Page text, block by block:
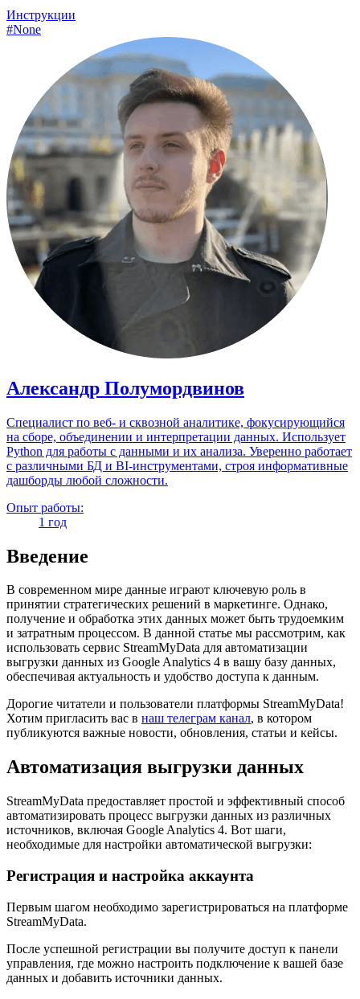
Инструкции
#None
Александр Полумордвинов
Специалист по веб- и сквозной аналитике, фокусирующийся
на сборе, объединении и интерпретации данных. Использует
Python для работы с данными и их анализа. Уверенно работает
с различными БД и BI-инструментами, строя информативные
дашборды любой сложности.
Опыт работы:
1 год
Введение
В современном мире данные играют ключевую роль в
принятии стратегических решений в маркетинге. Однако,
получение и обработка этих данных может быть трудоемким
и затратным процессом. В данной статье мы рассмотрим, как
использовать сервис StreamMyData для автоматизации
выгрузки данных из Google Analytics 4 в вашу базу данных,
обеспечивая актуальность и удобство доступа к данным.
Дорогие читатели и пользователи платформы StreamMyData!
Хотим пригласить вас в наш телеграм канал, в котором
публикуются важные новости, обновления, статьи и кейсы.
Автоматизация выгрузки данных
StreamMyData предоставляет простой и эффективный способ
автоматизировать процесс выгрузки данных из различных
источников, включая Google Analytics 4. Вот шаги,
необходимые для настройки автоматической выгрузки:
Регистрация и настройка аккаунта
Первым шагом необходимо зарегистрироваться на платформе
StreamMyData.
После успешной регистрации вы получите доступ к панели
управления, где можно настроить подключение к вашей базе
данных и добавить источники данных.